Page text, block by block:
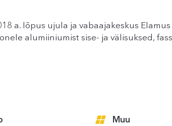
a. lõpus ujula ja vabaajakeskus
alumiiniumist sise- ja välisuksed,
Muu